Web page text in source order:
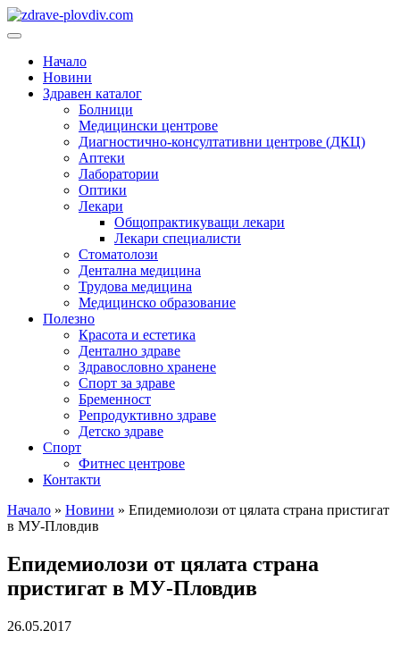
Преминете
към
Основно
Начало
Новини
Здравен каталог
Болници
Медицински центрове
Диагностично-консултативни центрове (ДКЦ)
Аптеки
Лаборатории
Оптики
Лекари
Общопрактикуващи лекари
Лекари специалисти
Стоматолози
Дентална медицина
Трудова медицина
Медицинско образование
Полезно
Красота и естетика
Дентално здраве
Здравословно хранене
Спорт за здраве
Бременност
Репродуктивно здраве
Детско здраве
Спорт
Фитнес центрове
Контакти
Начало » Новини » Епидемиолози от цялата страна пристигат
в МУ-Пловдив
Епидемиолози от цялата страна
пристигат в МУ-Пловдив
26.05.2017